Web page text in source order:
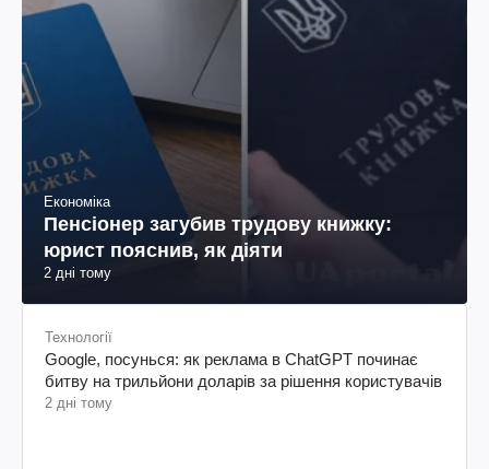
Економіка
Пенсіонер загубив трудову книжку:
юрист пояснив, як діяти
2 дні тому
Технології
Google, посунься: як реклама в ChatGPT починає
битву на трильйони доларів за рішення користувачів
2 дні тому